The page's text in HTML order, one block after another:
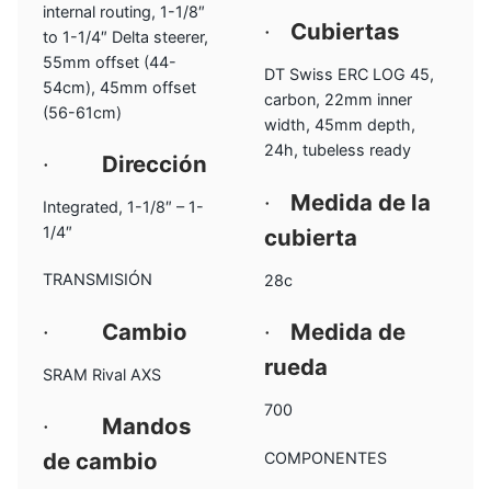
internal routing, 1-1/8″
to 1-1/4″ Delta steerer,
55mm offset (44-
54cm), 45mm offset
(56-61cm)
· Dirección
Integrated, 1-1/8″ – 1-
1/4″
TRANSMISIÓN
· Cambio
SRAM Rival AXS
· Mandos
de cambio
· Cubiertas
DT Swiss ERC LOG 45,
carbon, 22mm inner
width, 45mm depth,
24h, tubeless ready
· Medida de la
cubierta
28c
· Medida de
rueda
700
COMPONENTES